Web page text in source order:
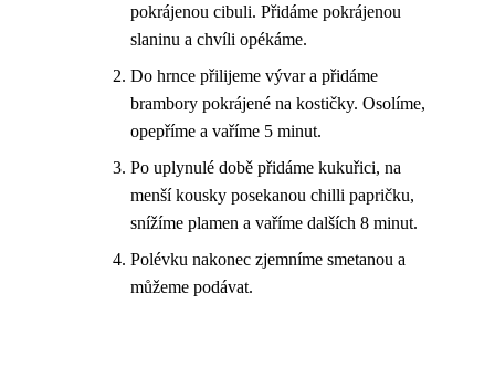
pokrájenou cibuli. Přidáme pokrájenou
slaninu a chvíli opékáme.
Do hrnce přilijeme vývar a přidáme
brambory pokrájené na kostičky. Osolíme,
opepříme a vaříme 5 minut.
Po uplynulé době přidáme kukuřici, na
menší kousky posekanou chilli papričku,
snížíme plamen a vaříme dalších 8 minut.
Polévku nakonec zjemníme smetanou a
můžeme podávat.